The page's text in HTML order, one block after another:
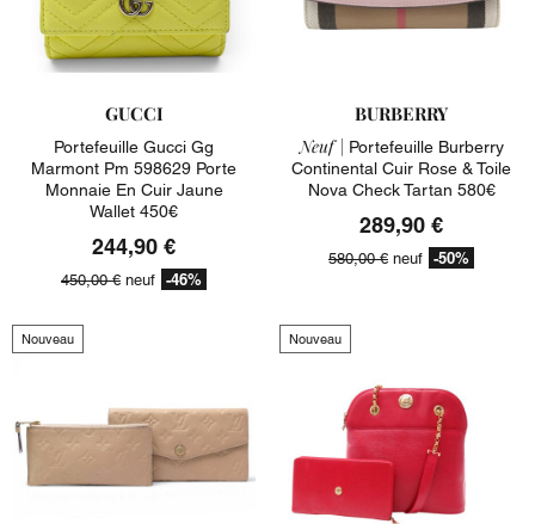
GUCCI
Portefeuille Gucci Gg
Marmont Pm 598629 Porte
Monnaie En Cuir Jaune
Wallet 450€
244,90 €
450,00 € neuf -46%
BURBERRY
Neuf | Portefeuille Burberry
Continental Cuir Rose & Toile
Nova Check Tartan 580€
289,90 €
580,00 € neuf -50%
Nouveau Nouveau